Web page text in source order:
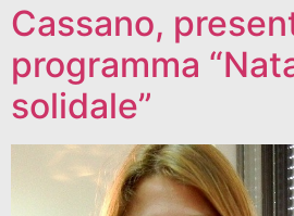
Cassano,
programma
solidale”